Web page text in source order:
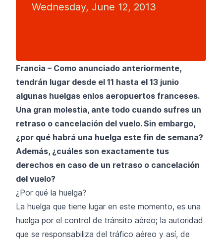
Wednesday, June 12, 2013
Francia – Como anunciado anteriormente,
tendrán lugar desde el 11 hasta el 13 junio
algunas huelgas enlos aeropuertos franceses.
Una gran molestia, ante todo cuando sufres un
retraso o cancelación del vuelo. Sin embargo,
¿por qué habrá una huelga este fin de semana?
Además, ¿cuáles son exactamente tus
derechos en caso de un retraso o cancelación
del vuelo?
¿Por qué la huelga?
La huelga que tiene lugar en este momento, es una
huelga por el control de tránsito aéreo; la autoridad
que se responsabiliza del tráfico aéreo y así, de